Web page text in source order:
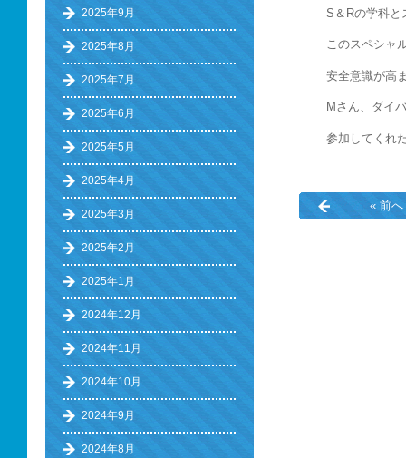
S＆Rの学科と
このスペシャ
安全意識が高
Mさん、ダイ
参加してくれ
« 前へ
2025年9月
2025年8月
2025年7月
2025年6月
2025年5月
2025年4月
2025年3月
2025年2月
2025年1月
2024年12月
2024年11月
2024年10月
2024年9月
2024年8月